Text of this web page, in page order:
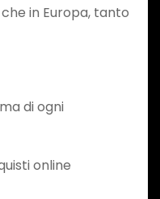
in Europa, tanto
di ogni
online